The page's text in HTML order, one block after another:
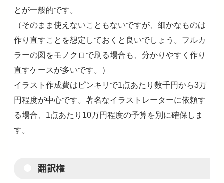
とが一般的です。
（そのまま使えないこともないですが、細かなものは
作り直すことを想定しておくと良いでしょう。フルカ
ラーの図をモノクロで刷る場合も、分かりやすく作り
直すケースが多いです。）
イラスト作成費はピンキリで1点あたり数千円から3万
円程度が中心です。著名なイラストレーターに依頼す
る場合、1点あたり10万円程度の予算を別に確保しま
す。
翻訳権